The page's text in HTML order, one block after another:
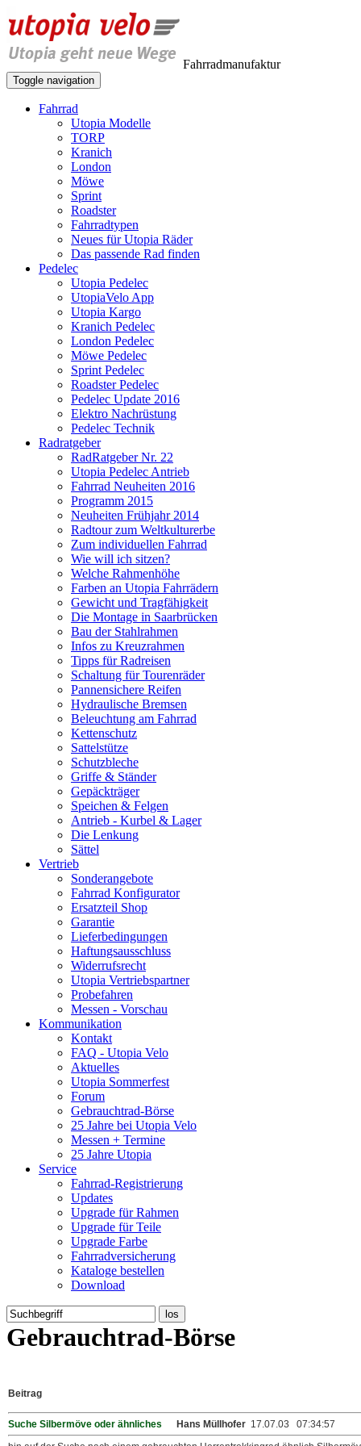
Fahrradmanufaktur
Toggle navigation
Fahrrad
Utopia Modelle
TORP
Kranich
London
Möwe
Sprint
Roadster
Fahrradtypen
Neues für Utopia Räder
Das passende Rad finden
Pedelec
Utopia Pedelec
UtopiaVelo App
Utopia Kargo
Kranich Pedelec
London Pedelec
Möwe Pedelec
Sprint Pedelec
Roadster Pedelec
Pedelec Update 2016
Elektro Nachrüstung
Pedelec Technik
Radratgeber
RadRatgeber Nr. 22
Utopia Pedelec Antrieb
Fahrrad Neuheiten 2016
Programm 2015
Neuheiten Frühjahr 2014
Radtour zum Weltkulturerbe
Zum individuellen Fahrrad
Wie will ich sitzen?
Welche Rahmenhöhe
Farben an Utopia Fahrrädern
Gewicht und Tragfähigkeit
Die Montage in Saarbrücken
Bau der Stahlrahmen
Infos zu Kreuzrahmen
Tipps für Radreisen
Schaltung für Tourenräder
Pannensichere Reifen
Hydraulische Bremsen
Beleuchtung am Fahrrad
Kettenschutz
Sattelstütze
Schutzbleche
Griffe & Ständer
Gepäckträger
Speichen & Felgen
Antrieb - Kurbel & Lager
Die Lenkung
Sättel
Vertrieb
Sonderangebote
Fahrrad Konfigurator
Ersatzteil Shop
Garantie
Lieferbedingungen
Haftungsausschluss
Widerrufsrecht
Utopia Vertriebspartner
Probefahren
Messen - Vorschau
Kommunikation
Kontakt
FAQ - Utopia Velo
Aktuelles
Utopia Sommerfest
Forum
Gebrauchtrad-Börse
25 Jahre bei Utopia Velo
Messen + Termine
25 Jahre Utopia
Service
Fahrrad-Registrierung
Updates
Upgrade für Rahmen
Upgrade für Teile
Upgrade Farbe
Fahrradversicherung
Kataloge bestellen
Download
Gebrauchtrad-Börse
Beitrag
Suche Silbermöve oder ähnliches Hans Müllhofer 17.07.03 07:34:57